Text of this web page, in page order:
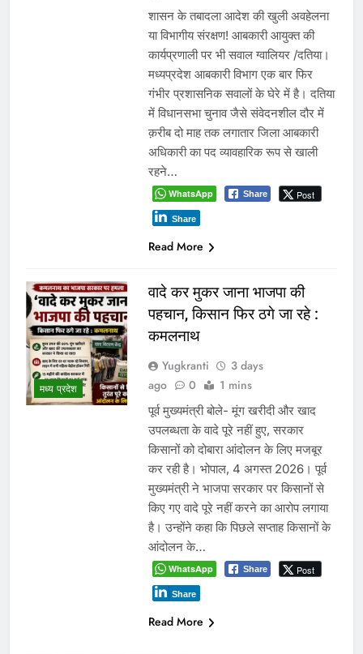
शासन के तबादला आदेश की खुली अवहेलना
या विभागीय संरक्षण! आबकारी आयुक्त की
कार्यप्रणाली पर भी सवाल ग्वालियर /दतिया।
मध्यप्रदेश आबकारी विभाग एक बार फिर
गंभीर प्रशासनिक सवालों के घेरे में है। दतिया
में विधानसभा चुनाव जैसे संवेदनशील दौर में
क़रीब दो माह तक लगातार जिला आबकारी
अधिकारी का पद व्यावहारिक रूप से खाली
रहने…
WhatsApp Share Post
Share
Read More
मध्य प्रदेश
वादे कर मुकर जाना भाजपा की
पहचान, किसान फिर ठगे जा रहे :
कमलनाथ
Yugkranti
3 days
ago
0 1 mins
पूर्व मुख्यमंत्री बोले- मूंग खरीदी और खाद
उपलब्धता के वादे पूरे नहीं हुए, सरकार
किसानों को दोबारा आंदोलन के लिए मजबूर
कर रही है। भोपाल, 4 अगस्त 2026। पूर्व
मुख्यमंत्री ने भाजपा सरकार पर किसानों से
किए गए वादे पूरे नहीं करने का आरोप लगाया
है। उन्होंने कहा कि पिछले सप्ताह किसानों के
आंदोलन के…
WhatsApp Share Post
Share
Read More